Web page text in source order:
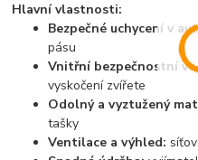
Hlavní vlastnosti:
Bezpečné uchycení v
pásu
Vnitřní bezpečnostní
vyskočení zvířete
Odolný a vyztužený
tašky
Ventilace a výhled: